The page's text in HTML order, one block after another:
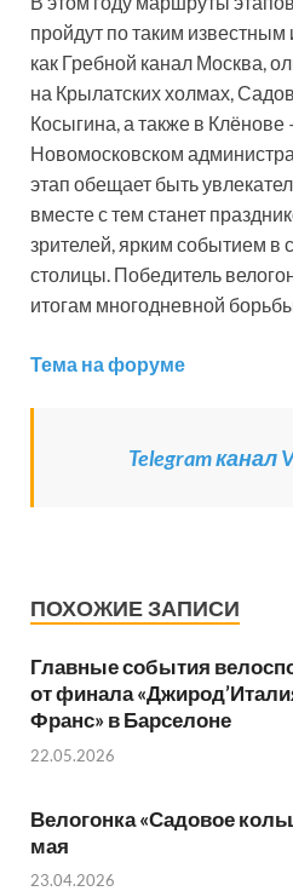
пройдут по таким
как Гребной канал Москва,
на Крылатских холмах,
Косыгина, а также в Клёнове
Новомосковском
этап обещает быть
вместе с тем станет
зрителей, ярким событием в
столицы. Победитель
итогам многодневной
Тема на форуме
Telegram канал
ПОХОЖИЕ ЗАПИСИ
Главные события
от финала
Франс» в Барселоне
22.05.2026
Велогонка «Садовое
мая
23.04.2026